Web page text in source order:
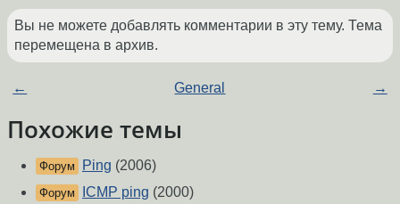
Вы не можете добавлять комментарии в эту тему. Тема
перемещена в архив.
← General →
Похожие темы
Форум Ping (2006)
Форум ICMP ping (2000)